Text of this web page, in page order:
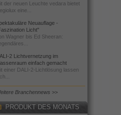
der neuen Leuchte vedara bietet
eine...
Neuauflage -
Licht"
Wagner bis Ed Sheeran:
2 Lichtvernetzung im
einfach gemacht
einer DALI-2-Lichtlösung lassen
Branchennews >>
PRODUKT DES MONATS